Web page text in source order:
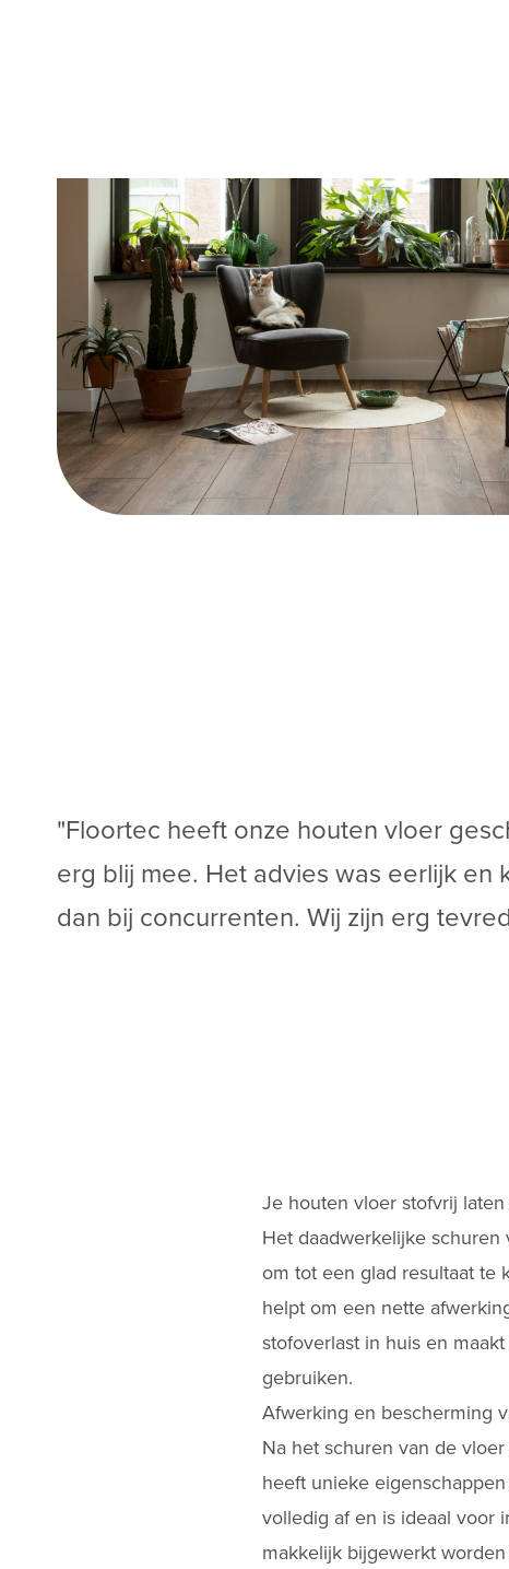
"Floortec heeft onze houten vloer
erg blij mee. Het advies was eerlijk
dan bij concurrenten. Wij zijn erg
Je houten vloer stofvrij
Het daadwerkelijke
om tot een glad resultaat te
helpt om een nette
stofoverlast in huis en
gebruiken​.
Afwerking en bescherming
Na het schuren van de
heeft unieke
volledig af en is ideaal voor
makkelijk bijgewerkt